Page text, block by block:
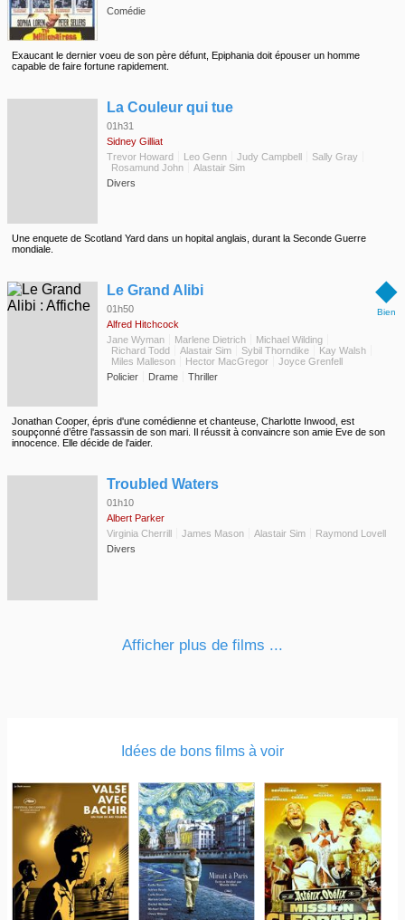
Comédie
Exaucant le dernier voeu de son père défunt, Epiphania doit épouser un homme
capable de faire fortune rapidement.
La Couleur qui tue
01h31
Sidney Gilliat
Trevor Howard
Leo Genn Judy Campbell
Sally Gray
Rosamund John
Alastair Sim
Divers
Une enquete de Scotland Yard dans un hopital anglais, durant la Seconde Guerre
mondiale.
◆
Bien
Le Grand Alibi
01h50
Alfred Hitchcock
Jane Wyman
Marlene Dietrich
Michael Wilding
Richard Todd
Alastair Sim Sybil Thorndike
Kay Walsh
Miles Malleson
Hector MacGregor
Joyce Grenfell
Policier
Drame Thriller
Jonathan Cooper, épris d'une comédienne et chanteuse, Charlotte Inwood, est
soupçonné d’être l'assassin de son mari. Il réussit à convaincre son amie Eve de son
innocence. Elle décide de l'aider.
Troubled Waters
01h10
Albert Parker
Virginia Cherrill
James Mason Alastair Sim
Raymond Lovell
Divers
Afficher plus de films ...
Idées de bons films à voir